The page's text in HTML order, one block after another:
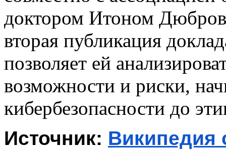
доктором Итоном
вторая публикация
позволяет ей
возможности и риски,
кибербезопасности до
Источник: Википедия